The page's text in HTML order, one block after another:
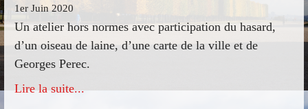
1er Juin 2020
Un atelier hors normes avec participation du hasard,
d’un oiseau de laine, d’une carte de la ville et de
Georges Perec.
Lire la suite...